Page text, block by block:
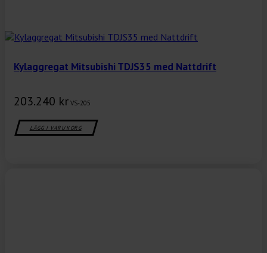
Kylaggregat Mitsubishi TDJS35 med Nattdrift
203.240 kr VS-205
LÄGG I VARUKORG